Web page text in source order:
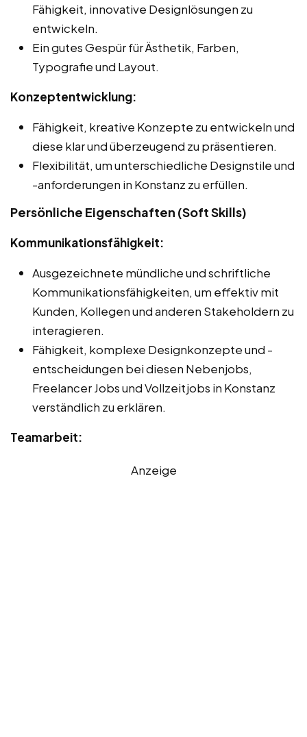
Fähigkeit, innovative Designlösungen zu
entwickeln.
Ein gutes Gespür für Ästhetik, Farben,
Typografie und Layout.
Konzeptentwicklung:
Fähigkeit, kreative Konzepte zu entwickeln und
diese klar und überzeugend zu präsentieren.
Flexibilität, um unterschiedliche Designstile und
-anforderungen in Konstanz zu erfüllen.
Persönliche Eigenschaften (Soft Skills)
Kommunikationsfähigkeit:
Ausgezeichnete mündliche und schriftliche
Kommunikationsfähigkeiten, um effektiv mit
Kunden, Kollegen und anderen Stakeholdern zu
interagieren.
Fähigkeit, komplexe Designkonzepte und -
entscheidungen bei diesen Nebenjobs,
Freelancer Jobs und Vollzeitjobs in Konstanz
verständlich zu erklären.
Teamarbeit:
Anzeige